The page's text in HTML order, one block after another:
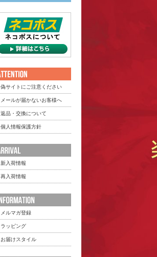
偽サイトにご注意ください
メールが届かないお客様へ
返品・交換について
個人情報保護方針
新入荷情報
再入荷情報
メルマガ登録
ラッピング
お届けスタイル